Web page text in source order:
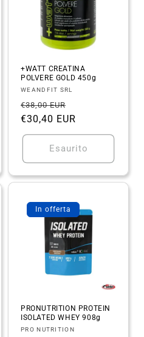
+WATT CREATINA
POLVERE GOLD 450g
Fornitore:
WEANDFIT SRL
Prezzo
di
listino
€38,00 EUR
scontato
€30,40 EUR
Esaurito
In offerta
PRONUTRITION PROTEIN
ISOLATED WHEY 908g
Fornitore:
PRO NUTRITION